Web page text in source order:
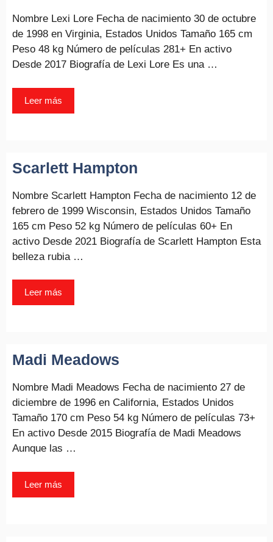
Nombre Lexi Lore Fecha de nacimiento 30 de octubre
de 1998 en Virginia, Estados Unidos Tamaño 165 cm
Peso 48 kg Número de películas 281+ En activo
Desde 2017 Biografía de Lexi Lore Es una …
Leer más
Scarlett Hampton
Nombre Scarlett Hampton Fecha de nacimiento 12 de
febrero de 1999 Wisconsin, Estados Unidos Tamaño
165 cm Peso 52 kg Número de películas 60+ En
activo Desde 2021 Biografía de Scarlett Hampton Esta
belleza rubia …
Leer más
Madi Meadows
Nombre Madi Meadows Fecha de nacimiento 27 de
diciembre de 1996 en California, Estados Unidos
Tamaño 170 cm Peso 54 kg Número de películas 73+
En activo Desde 2015 Biografía de Madi Meadows
Aunque las …
Leer más